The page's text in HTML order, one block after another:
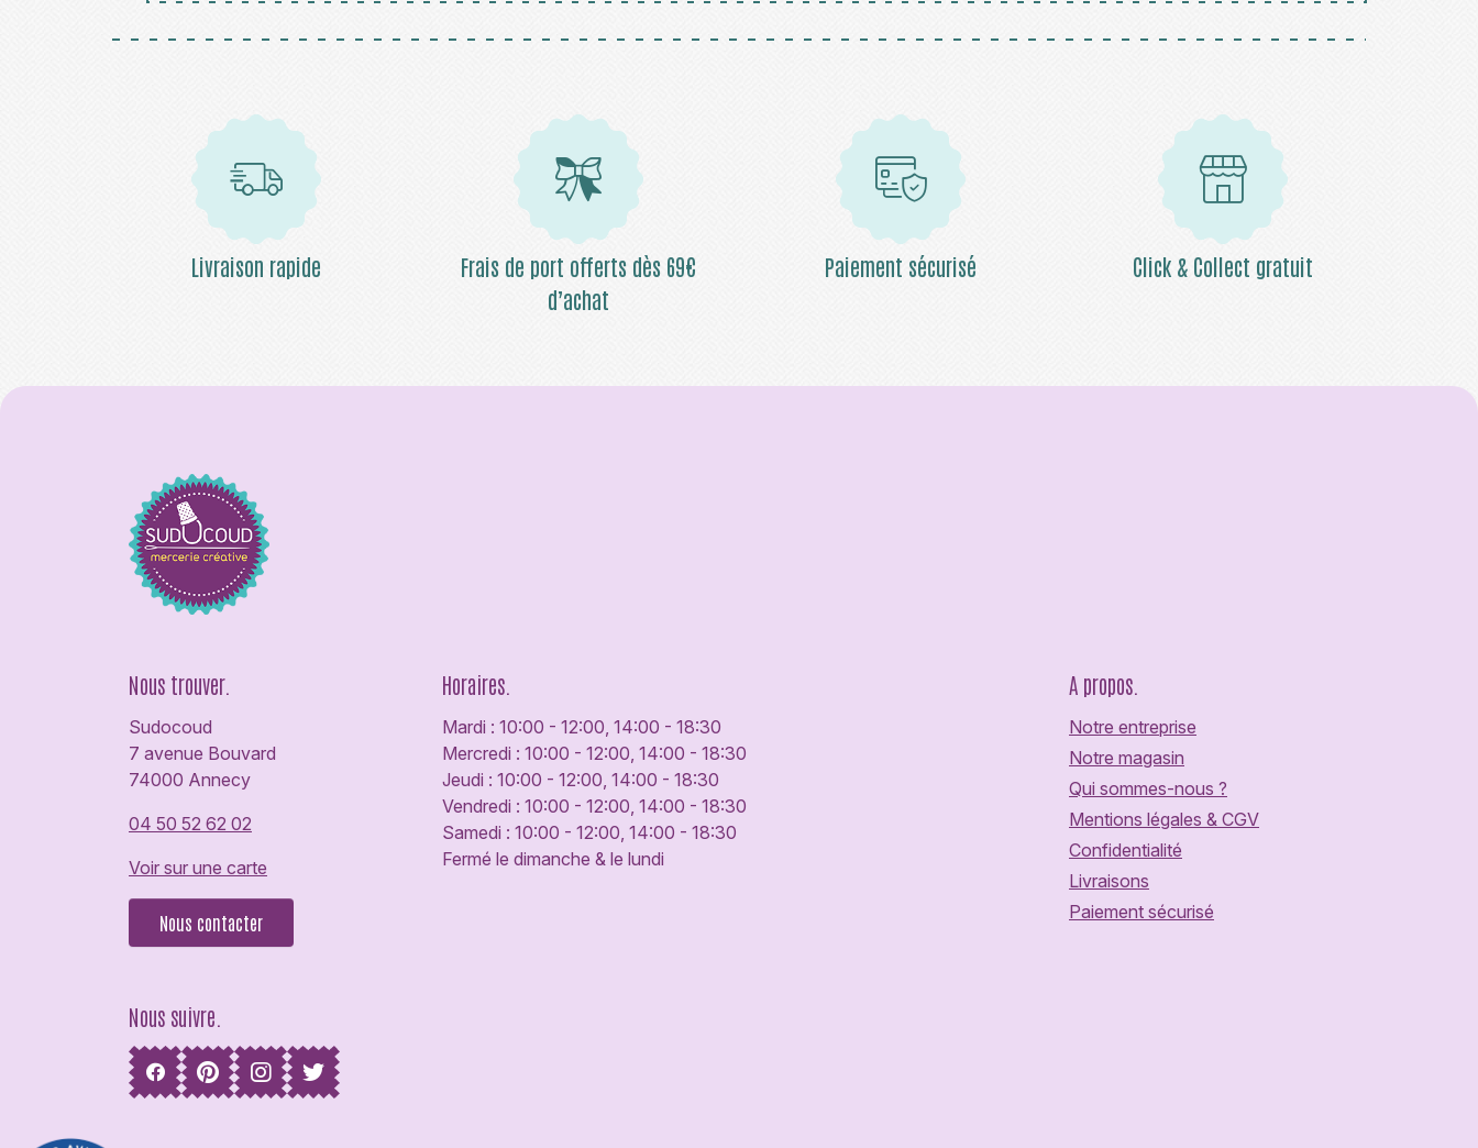
Livraison rapide
Frais de port offerts dès 69€
d’achat
Paiement sécurisé Click & Collect gratuit
Nous trouver.
Sudocoud
7 avenue Bouvard
74000 Annecy
04 50 52 62 02
Voir sur une carte
Nous contacter
Nous suivre.
Horaires.
Mardi : 10:00 - 12:00, 14:00 - 18:30
Mercredi : 10:00 - 12:00, 14:00 - 18:30
Jeudi : 10:00 - 12:00, 14:00 - 18:30
Vendredi : 10:00 - 12:00, 14:00 - 18:30
Samedi : 10:00 - 12:00, 14:00 - 18:30
Fermé le dimanche & le lundi
A propos.
Notre entreprise
Notre magasin
Qui sommes-nous ?
Mentions légales & CGV
Confidentialité
Livraisons
Paiement sécurisé